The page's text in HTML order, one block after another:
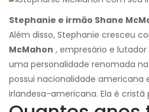
Stephanie e irmão Shane
Além disso, Stephanie cresceu
McMahon , empresário e
uma personalidade renomada
possui nacionalidade americana
irlandesa-americana. Ela é cristã